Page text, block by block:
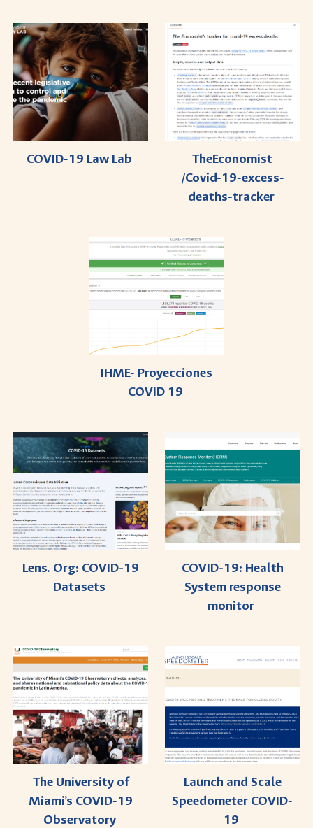
COVID-19 Law Lab
TheEconomist
/Covid-19-excess-
deaths-tracker
IHME- Proyecciones
COVID 19
Lens. Org: COVID-19
Datasets
COVID-19: Health
System response
monitor
The University of
Miami’s COVID-19
Observatory
Launch and Scale
Speedometer COVID-
19